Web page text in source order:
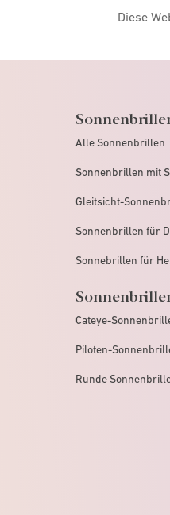
Diese
Alle Sonnenbrillen
Sonnenbrillen mit
Gleitsicht-
Sonnenbrillen für
Sonnebrillen für
Cateye-
Piloten-
Runde